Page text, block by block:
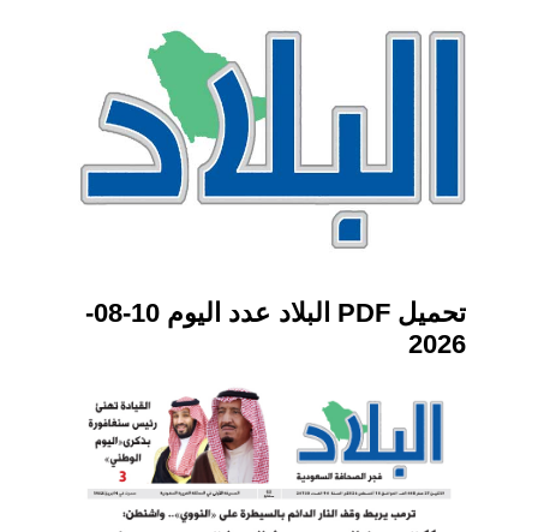
تحميل PDF البلاد عدد اليوم 10-08-
2026